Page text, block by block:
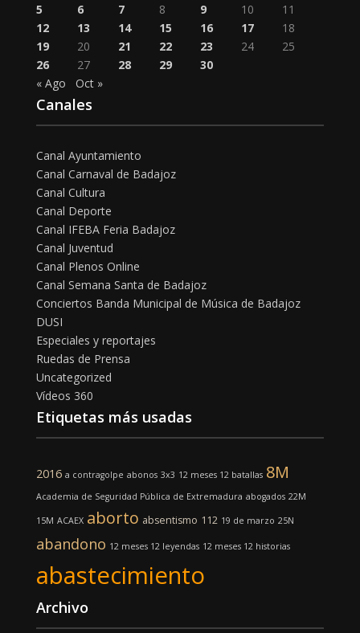
5
6 7 8 9 10
11
12
13 14 15 16 17
18
19
20 21 22 23 24
25
26
27 28 29
30
« Ago
Oct »
Canales
Canal Ayuntamiento
Canal Carnaval de Badajoz
Canal Cultura
Canal Deporte
Canal IFEBA Feria Badajoz
Canal Juventud
Canal Plenos Online
Canal Semana Santa de Badajoz
Conciertos Banda Municipal de Música de Badajoz
DUSI
Especiales y reportajes
Ruedas de Prensa
Uncategorized
Vídeos 360
Etiquetas más usadas
2016 a contragolpe abonos 3x3 12 meses 12 batallas 8M
Academia de Seguridad Pública de Extremadura abogados 22M
15M ACAEX aborto absentismo 112 19 de marzo 25N
abandono 12 meses 12 leyendas 12 meses 12 historias
abastecimiento
Archivo